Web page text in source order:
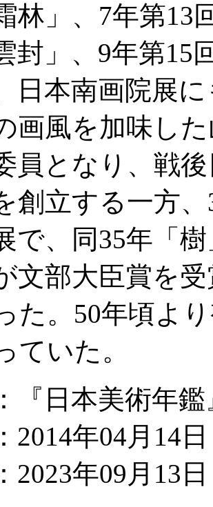
林」、7年第13
封」、9年第
日本南画院展
画風を加味し
員となり、戦
創立する一方
で、同35年「
文部大臣賞を
た。50年頃よ
ていた。
日本美術年鑑
2014年04月14日
2023年09月13